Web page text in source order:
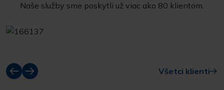
Naše služby sme poskytli už viac ako 80 klientom.
Všetci klienti